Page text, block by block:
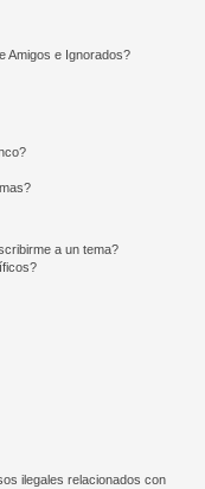
Amigos e Ignorados?
a un tema?
ilegales relacionados con